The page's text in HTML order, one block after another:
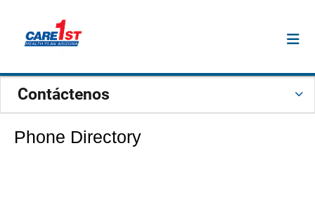
Contáctenos
Phone Directory